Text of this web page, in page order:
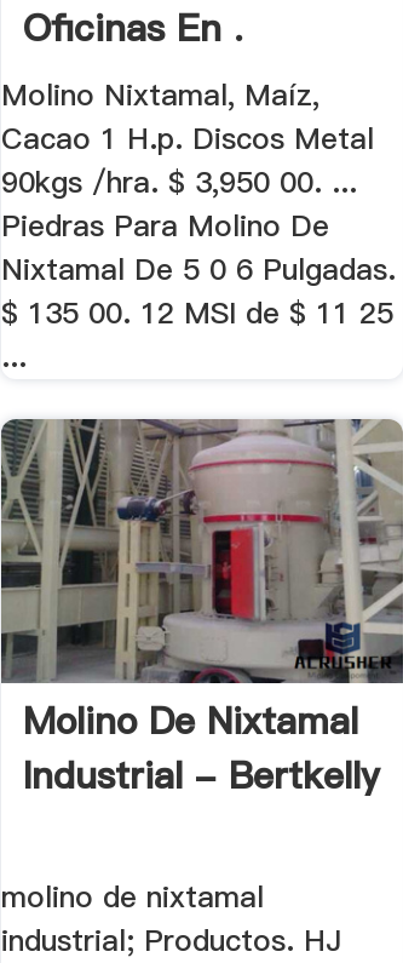
Oficinas En .
Molino Nixtamal, Maíz,
Cacao 1 H.p. Discos Metal
90kgs /hra. $ 3,950 00. ...
Piedras Para Molino De
Nixtamal De 5 0 6 Pulgadas.
$ 135 00. 12 MSI de $ 11 25
...
Molino De Nixtamal
Industrial - Bertkelly
molino de nixtamal
industrial; Productos. HJ